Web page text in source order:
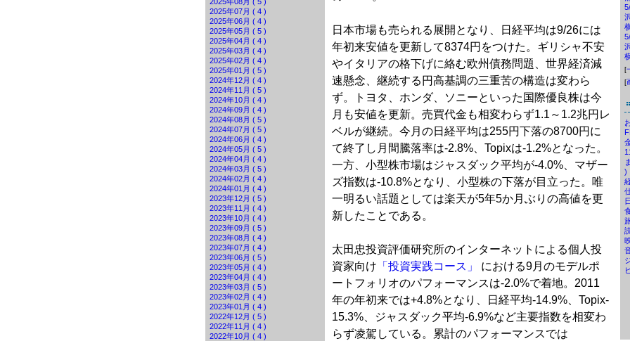
2025年07月 ( 4 )
2025年06月 ( 4 )
2025年05月 ( 5 )
2025年04月 ( 4 )
2025年03月 ( 4 )
2025年02月 ( 4 )
2025年01月 ( 5 )
2024年12月 ( 4 )
2024年11月 ( 5 )
2024年10月 ( 4 )
2024年09月 ( 4 )
2024年08月 ( 5 )
2024年07月 ( 5 )
2024年06月 ( 4 )
2024年05月 ( 5 )
2024年04月 ( 4 )
2024年03月 ( 5 )
2024年02月 ( 4 )
2024年01月 ( 4 )
2023年12月 ( 5 )
2023年11月 ( 4 )
2023年10月 ( 4 )
2023年09月 ( 5 )
2023年08月 ( 4 )
2023年07月 ( 4 )
2023年06月 ( 5 )
2023年05月 ( 4 )
2023年04月 ( 4 )
2023年03月 ( 5 )
2023年02月 ( 4 )
2023年01月 ( 4 )
2022年12月 ( 5 )
2022年11月 ( 4 )
2022年10月 ( 4 )
日本市場も売られる展開となり、日経平均は9/26には
年初来安値を更新して8374円をつけた。ギリシャ不安
やイタリアの格下げに絡む欧州債務問題、世界経済減
速懸念、継続する円高基調の三重苦の構造は変わら
ず。トヨタ、ホンダ、ソニーといった国際優良株は今
月も安値を更新。売買代金も相変わらず1.1～1.2兆円レ
ベルが継続。今月の日経平均は255円下落の8700円に
て終了し月間騰落率は-2.8%、Topixは-1.2%となった。
一方、小型株市場はジャスダック平均が-4.0%、マザー
ズ指数は-10.8%となり、小型株の下落が目立った。唯
一明るい話題としては楽天が5年5か月ぶりの高値を更
新したことである。
太田忠投資評価研究所のインターネットによる個人投
資家向け 「投資実践コース」
における9月のモデルポ
ートフォリオのパフォーマンスは-2.0%で着地。2011
年の年初来では+4.8%となり、日経平均-14.9%、Topix-
15.3%、ジャスダック平均-6.9%など主要指数を相変わ
らず凌駕している。累計のパフォーマンスでは
[
[
)